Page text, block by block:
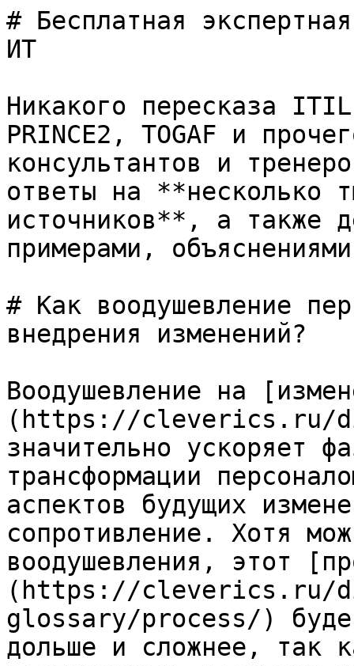
# Бесплатная
ИТ
Никакого пересказа
PRINCE2, TOGAF и
консультантов и
ответы на **несколько
источников**, а также
примерами,
# Как воодушевление
внедрения изменений?
Воодушевление на
(https://cleverics.ru/
значительно ускоряет
трансформации
аспектов будущих
сопротивление. Хотя
воодушевления, этот
(https://cleverics.ru/
glossary/process/)
дольше и сложнее, так